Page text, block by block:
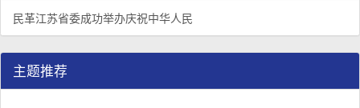
民革江苏省委成功举办庆祝中华人民
主题推荐